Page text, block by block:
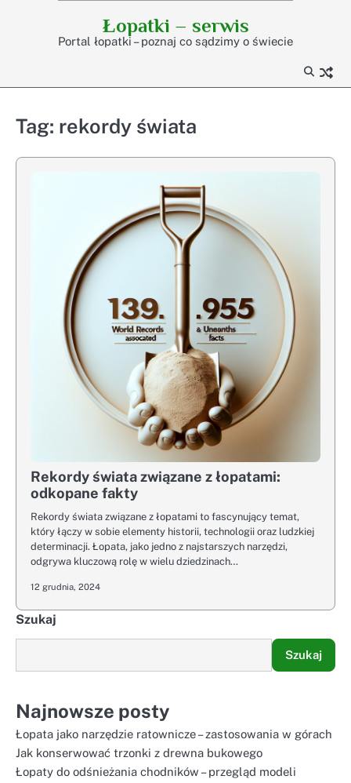
Łopatki – serwis
Portal łopatki – poznaj co sądzimy o świecie
Tag: rekordy świata
Rekordy świata związane z łopatami:
odkopane fakty
Rekordy świata związane z łopatami to fascynujący temat,
który łączy w sobie elementy historii, technologii oraz ludzkiej
determinacji. Łopata, jako jedno z najstarszych narzędzi,
odgrywa kluczową rolę w wielu dziedzinach…
12 grudnia, 2024
Szukaj
Szukaj
Najnowsze posty
Łopata jako narzędzie ratownicze – zastosowania w górach
Jak konserwować trzonki z drewna bukowego
Łopaty do odśnieżania chodników – przegląd modeli